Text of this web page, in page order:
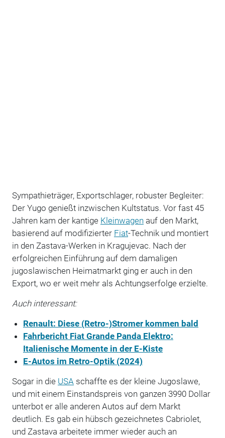
Sympathieträger, Exportschlager, robuster Begleiter:
Der Yugo genießt inzwischen Kultstatus. Vor fast 45
Jahren kam der kantige Kleinwagen auf den Markt,
basierend auf modifizierter Fiat-Technik und montiert
in den Zastava-Werken in Kragujevac. Nach der
erfolgreichen Einführung auf dem damaligen
jugoslawischen Heimatmarkt ging er auch in den
Export, wo er weit mehr als Achtungserfolge erzielte.
Auch interessant:
Renault: Diese (Retro-)Stromer kommen bald
Fahrbericht Fiat Grande Panda Elektro:
Italienische Momente in der E-Kiste
E-Autos im Retro-Optik (2024)
Sogar in die USA schaffte es der kleine Jugoslawe,
und mit einem Einstandspreis von ganzen 3990 Dollar
unterbot er alle anderen Autos auf dem Markt
deutlich. Es gab ein hübsch gezeichnetes Cabriolet,
und Zastava arbeitete immer wieder auch an